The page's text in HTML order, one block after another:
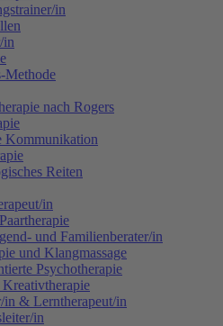
in
in
Methode
nach Rogers
Kommunikation
Reiten
in
und Familienberater/in
und Klangmassage
Psychotherapie
in & Lerntherapeut/in
in